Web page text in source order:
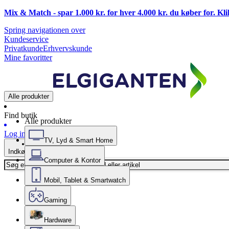
Mix & Match - spar 1.000 kr. for hver 4.000 kr. du køber for.
Spring navigationen over
Kundeservice
PrivatkundeErhvervskunde
Mine favoritter
Alle produkter
Find butik
Log ind
Indkøbskurv
Alle produkter
TV, Lyd & Smart Home
Computer & Kontor
Mobil, Tablet & Smartwatch
Gaming
Hardware